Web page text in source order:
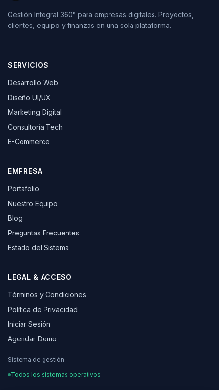
Gestión Integral 360° para empresas digitales. Proyectos,
clientes, equipo y finanzas en una sola plataforma.
SERVICIOS
Desarrollo Web
Diseño UI/UX
Marketing Digital
Consultoría Tech
E-Commerce
EMPRESA
Portafolio
Nuestro Equipo
Blog
Preguntas Frecuentes
Estado del Sistema
LEGAL & ACCESO
Términos y Condiciones
Política de Privacidad
Iniciar Sesión
Agendar Demo
Sistema de gestión
Todos los sistemas operativos